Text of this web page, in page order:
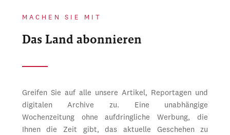
MACHEN SIE MIT
Das Land abonnieren
Greifen Sie auf alle unsere Artikel, Reportagen und
digitalen Archive zu. Eine unabhängige
Wochenzeitung ohne aufdringliche Werbung, die
Ihnen die Zeit gibt, das aktuelle Geschehen zu